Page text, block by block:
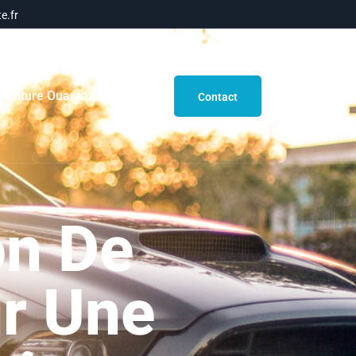
Ouarzazate Contact
De
Une